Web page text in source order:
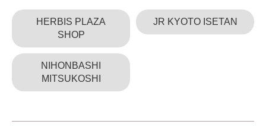
HERBIS PLAZA
SHOP
JR KYOTO ISETAN
NIHONBASHI
MITSUKOSHI